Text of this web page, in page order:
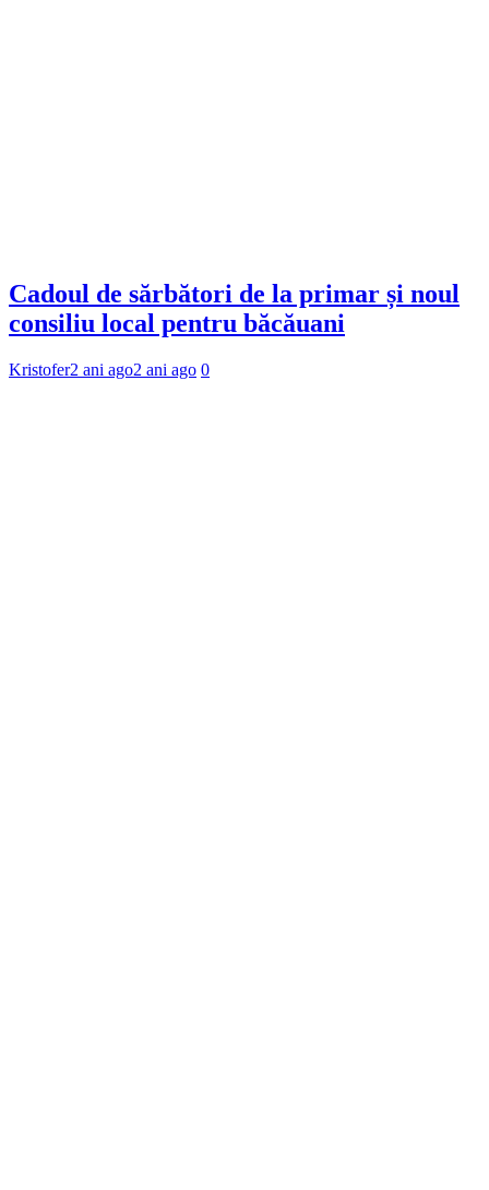
Cadoul de sărbători de la primar și noul
consiliu local pentru băcăuani
Kristofer2 ani ago2 ani ago 0